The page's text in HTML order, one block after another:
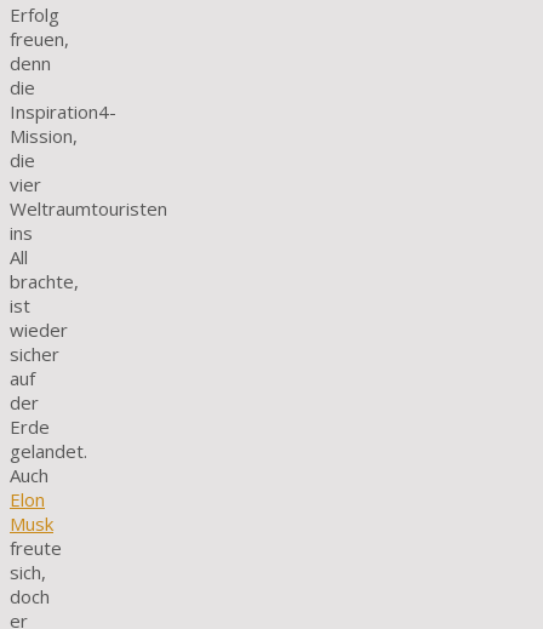
Erfolg
freuen,
denn
die
Inspiration4-
Mission,
die
vier
Weltraumtouristen
ins
All
brachte,
ist
wieder
sicher
auf
der
Erde
gelandet.
Auch
Elon
Musk
freute
sich,
doch
er